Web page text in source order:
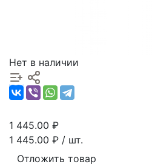
Нет в наличии
1 445.00 ₽
1 445.00 ₽ / шт.
Отложить товар